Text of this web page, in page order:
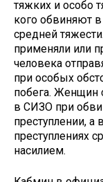
тяжких и особо
кого обвиняют
средней
применяли или
человека
при особых
побега. Женщин
в СИЗО при
преступлении, а
преступлениях
насилием.